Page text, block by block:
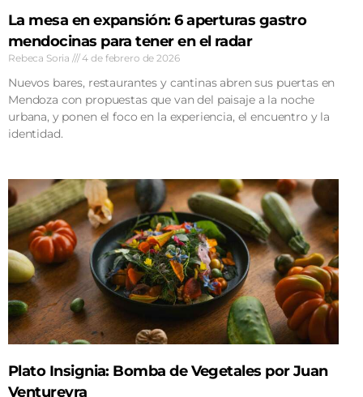
La mesa en expansión: 6 aperturas gastro
mendocinas para tener en el radar
Rebeca Soria 4 de febrero de 2026
Nuevos bares, restaurantes y cantinas abren sus puertas en
Mendoza con propuestas que van del paisaje a la noche
urbana, y ponen el foco en la experiencia, el encuentro y la
identidad.
Plato Insignia: Bomba de Vegetales por Juan
Ventureyra